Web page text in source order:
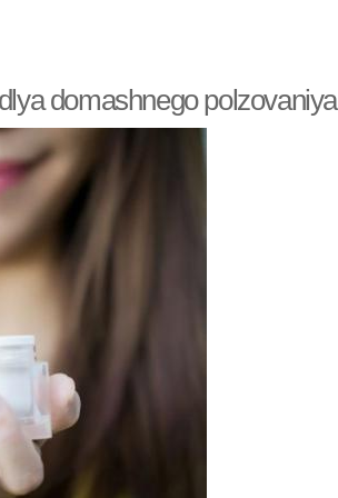
от морщин
для морщин
Рисовый крем
domashnego polzovaniya